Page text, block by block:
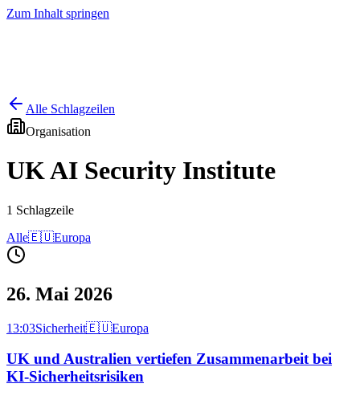
Zum Inhalt springen
Alle Schlagzeilen
Organisation
UK AI Security Institute
1 Schlagzeile
Alle🇪🇺Europa
26. Mai 2026
13:03Sicherheit🇪🇺Europa
UK und Australien vertiefen Zusammenarbeit bei
KI-Sicherheitsrisiken